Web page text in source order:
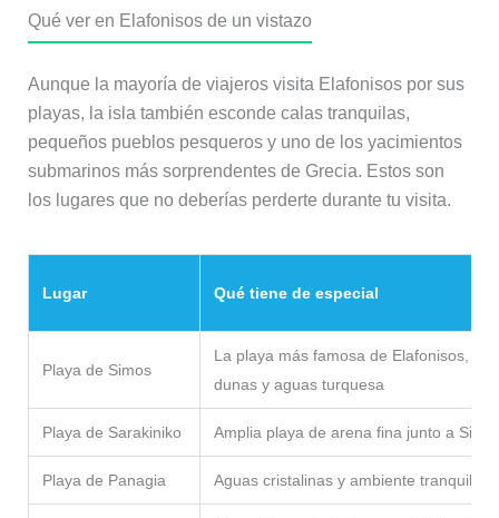
Qué ver en Elafonisos de un vistazo
Aunque la mayoría de viajeros visita Elafonisos por sus
playas, la isla también esconde calas tranquilas,
pequeños pueblos pesqueros y uno de los yacimientos
submarinos más sorprendentes de Grecia. Estos son
los lugares que no deberías perderte durante tu visita.
Lugar Qué tiene de especial
Playa de Simos
La playa más famosa de Elafonisos, con
dunas y aguas turquesa
Playa de Sarakiniko Amplia playa de arena fina junto a
Playa de Panagia Aguas cristalinas y ambiente tranquilo